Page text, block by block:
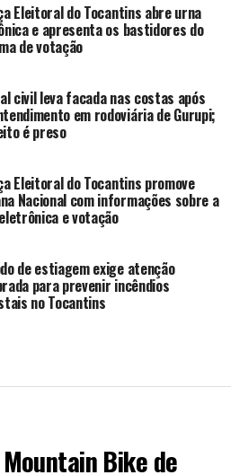
Eleitoral do Tocantins abre urna
e apresenta os bastidores do
de votação
civil leva facada nas costas após
em rodoviária de Gurupi;
é preso
Eleitoral do Tocantins promove
Nacional com informações sobre a
e votação
de estiagem exige atenção
para prevenir incêndios
no Tocantins
Bike de